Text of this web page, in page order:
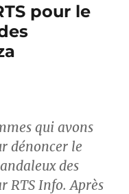
pour le
qui avons
dénoncer le
des
RTS Info. Après